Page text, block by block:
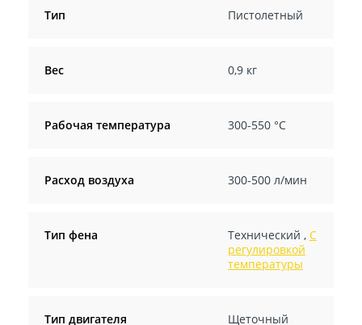
Тип Пистолетный
Вес 0,9 кг
Рабочая температура 300-550 °С
Расход воздуха 300-500 л/мин
Тип фена Технический , С
регулировкой
температуры
Тип двигателя Щеточный